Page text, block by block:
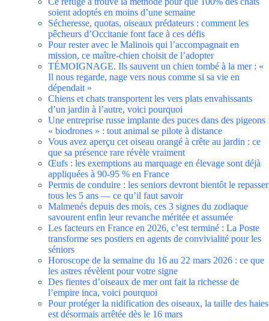
soient adoptés en moins d’une semaine
Sécheresse, quotas, oiseaux prédateurs : comment les
pêcheurs d’Occitanie font face à ces défis
Pour rester avec le Malinois qui l’accompagnait en
mission, ce maître-chien choisit de l’adopter
TÉMOIGNAGE. Ils sauvent un chien tombé à la mer : «
Il nous regarde, nage vers nous comme si sa vie en
dépendait »
Chiens et chats transportent les vers plats envahissants
d’un jardin à l’autre, voici pourquoi
Une entreprise russe implante des puces dans des pigeons
« biodrones » : tout animal se pilote à distance
Vous avez aperçu cet oiseau orangé à crête au jardin : ce
que sa présence rare révèle vraiment
Œufs : les exemptions au marquage en élevage sont déjà
appliquées à 90-95 % en France
Permis de conduire : les seniors devront bientôt le repasser
tous les 5 ans — ce qu’il faut savoir
Malmenés depuis des mois, ces 3 signes du zodiaque
savourent enfin leur revanche méritée et assumée
Les facteurs en France en 2026, c’est terminé : La Poste
transforme ses postiers en agents de convivialité pour les
séniors
Horoscope de la semaine du 16 au 22 mars 2026 : ce que
les astres révèlent pour votre signe
Des fientes d’oiseaux de mer ont fait la richesse de
l’empire inca, voici pourquoi
Pour protéger la nidification des oiseaux, la taille des haies
est désormais arrêtée dès le 16 mars